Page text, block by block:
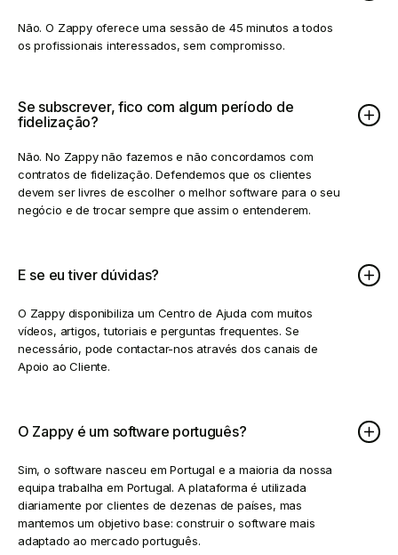
Não. O Zappy oferece uma sessão de 45 minutos a todos
os profissionais interessados, sem compromisso.
Se subscrever, fico com algum período de
fidelização?
Não. No Zappy não fazemos e não concordamos com
contratos de fidelização. Defendemos que os clientes
devem ser livres de escolher o melhor software para o seu
negócio e de trocar sempre que assim o entenderem.
E se eu tiver dúvidas?
O Zappy disponibiliza um Centro de Ajuda com muitos
vídeos, artigos, tutoriais e perguntas frequentes. Se
necessário, pode contactar-nos através dos canais de
Apoio ao Cliente.
O Zappy é um software português?
Sim, o software nasceu em Portugal e a maioria da nossa
equipa trabalha em Portugal. A plataforma é utilizada
diariamente por clientes de dezenas de países, mas
mantemos um objetivo base: construir o software mais
adaptado ao mercado português.